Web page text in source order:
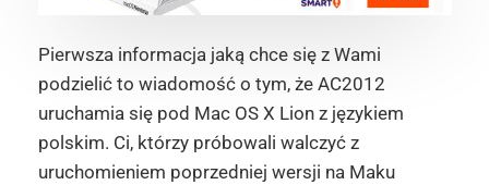
Pierwsza informacja jaką chce się z Wami
podzielić to wiadomość o tym, że AC2012
uruchamia się pod Mac OS X Lion z językiem
polskim. Ci, którzy próbowali walczyć z
uruchomieniem poprzedniej wersji na Maku